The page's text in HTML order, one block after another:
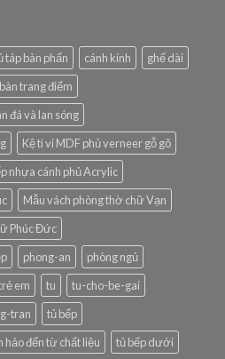
táp bàn phấn
cánh kính
ghế dài
trang điểm
đá và lan sóng
Kệ ti vi MDF phủ verneer gỗ gõ
nhựa cánh phủ Acrylic
Mẫu vách phòng thờ chữ Vạn
Phúc Đức
phong-an
phòng ngủ
em tu
tu-cho-be-gai
tran
tủ bếp
hảo đến từ chất liệu
tủ bếp dưới